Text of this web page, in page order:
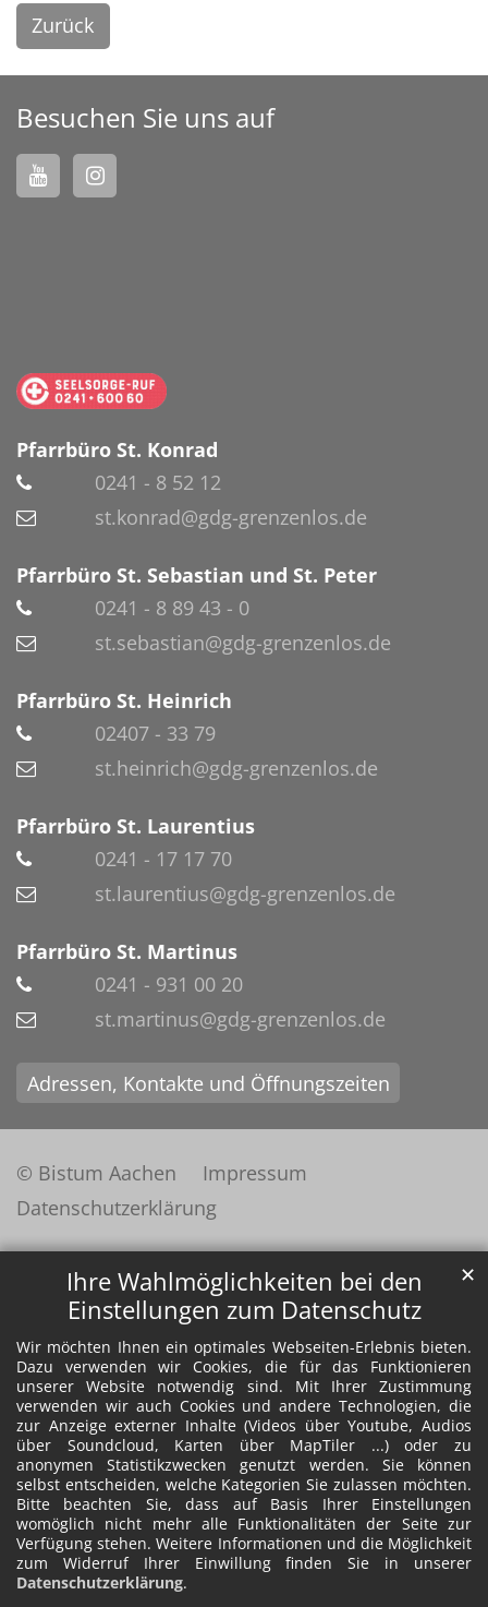
Ihre Wahlmöglichkeiten bei den
Einstellungen zum Datenschutz
Wir möchten Ihnen ein optimales Webseiten-Erlebnis bieten.
Dazu verwenden wir Cookies, die für das Funktionieren
unserer Website notwendig sind. Mit Ihrer Zustimmung
verwenden wir auch Cookies und andere Technologien, die
zur Anzeige externer Inhalte (Videos über Youtube, Audios
über Soundcloud, Karten über MapTiler ...) oder zu
anonymen Statistikzwecken genutzt werden. Sie können
selbst entscheiden, welche Kategorien Sie zulassen möchten.
Bitte beachten Sie, dass auf Basis Ihrer Einstellungen
womöglich nicht mehr alle Funktionalitäten der Seite zur
Verfügung stehen. Weitere Informationen und die Möglichkeit
zum Widerruf Ihrer Einwillung finden Sie in unserer
Datenschutzerklärung.
✕
Zurück
Besuchen Sie uns auf
Pfarrbüro St. Konrad
0241 - 8 52 12
st.konrad@gdg-grenzenlos.de
Pfarrbüro St. Sebastian und St. Peter
0241 - 8 89 43 - 0
st.sebastian@gdg-grenzenlos.de
Pfarrbüro St. Heinrich
02407 - 33 79
st.heinrich@gdg-grenzenlos.de
Pfarrbüro St. Laurentius
0241 - 17 17 70
st.laurentius@gdg-grenzenlos.de
Pfarrbüro St. Martinus
0241 - 931 00 20
st.martinus@gdg-grenzenlos.de
Adressen, Kontakte und Öffnungszeiten
© Bistum Aachen
Impressum
Datenschutzerklärung